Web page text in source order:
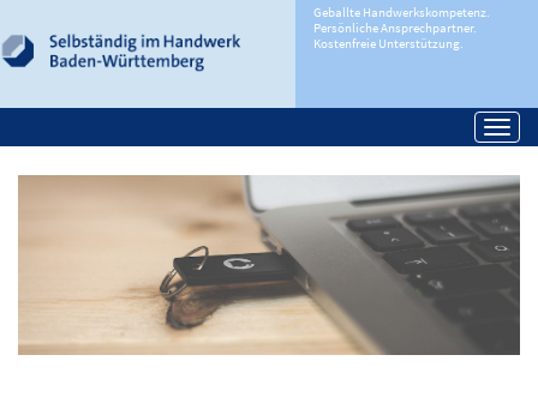
Geballte Handwerkskompetenz.
Persönliche Ansprechpartner.
Kostenfreie Unterstützung.